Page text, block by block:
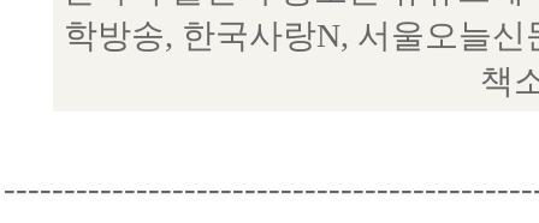
학방송, 한국사랑N, 서울오늘
책